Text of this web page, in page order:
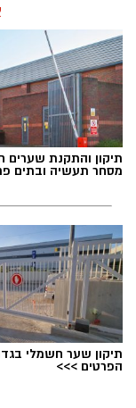
תיקון והתקנת שערים
מסחר תעשיה ובתים
תיקון שער חשמלי
הפרטים >>>